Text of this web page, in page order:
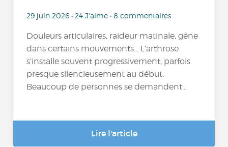
29 juin 2026 • 24 J'aime • 8 commentaires
Douleurs articulaires, raideur matinale, gêne
dans certains mouvements… L’arthrose
s’installe souvent progressivement, parfois
presque silencieusement au début.
Beaucoup de personnes se demandent...
Lire l'article